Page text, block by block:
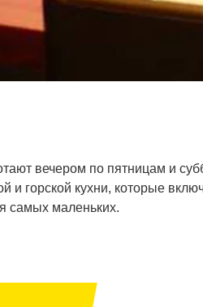
вечером по пятницам и
и горской кухни, которые
самых маленьких.